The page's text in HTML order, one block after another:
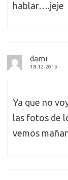
hablar….jeje
dami
18-12-2013
Ya que no
las fotos de
vemos